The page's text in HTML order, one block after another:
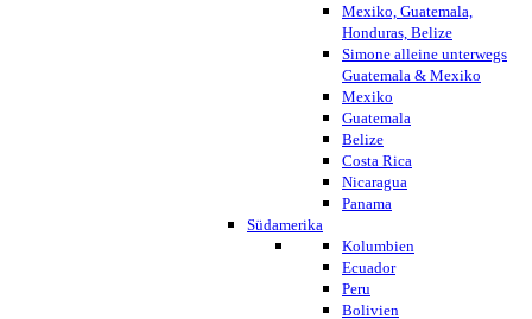
Mexiko, Guatemala,
Honduras, Belize
Simone alleine unterwegs
Guatemala & Mexiko
Mexiko
Guatemala
Belize
Costa Rica
Nicaragua
Panama
Südamerika
Kolumbien
Ecuador
Peru
Bolivien